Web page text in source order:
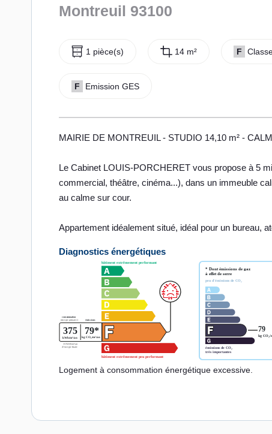
Montreuil 93100
1 pièce(s) 14 m² F
F Emission GES
MAIRIE DE MONTREUIL - STUDIO 14,10 m² -
Le Cabinet LOUIS-PORCHERET vous propose à 5
commercial, théâtre, cinéma...), dans un immeuble
au calme sur cour.
Appartement idéalement situé, idéal pour un bureau,
Diagnostics énergétiques
Logement à consommation énergétique excessive.